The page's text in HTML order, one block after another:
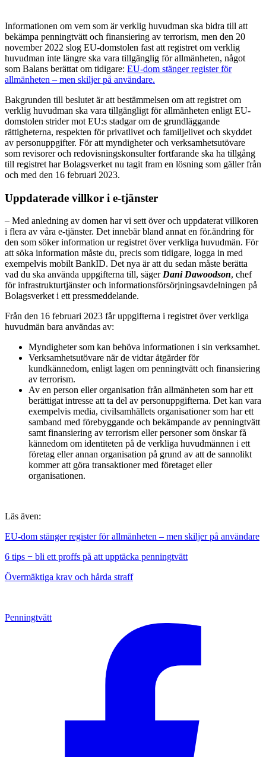
Informationen om vem som är verklig huvudman ska bidra till att
bekämpa penningtvätt och finansiering av terrorism, men den 20
november 2022 slog EU-domstolen fast att registret om verklig
huvudman inte längre ska vara tillgänglig för allmänheten, något
som Balans berättat om tidigare: EU-dom stänger register för
allmänheten – men skiljer på användare.
Bakgrunden till beslutet är att bestämmelsen om att registret om
verklig huvudman ska vara tillgängligt för allmänheten enligt EU-
domstolen strider mot EU:s stadgar om de grundläggande
rättigheterna, respekten för privatlivet och familjelivet och skyddet
av personuppgifter. För att myndigheter och verksamhetsutövare
som revisorer och redovisningskonsulter fortfarande ska ha tillgång
till registret har Bolagsverket nu tagit fram en lösning som gäller från
och med den 16 februari 2023.
Uppdaterade villkor i e-tjänster
– Med anledning av domen har vi sett över och uppdaterat villkoren
i flera av våra e-tjänster. Det innebär bland annat en för.ändring för
den som söker information ur registret över verkliga huvudmän. För
att söka information måste du, precis som tidigare, logga in med
exempelvis mobilt BankID. Det nya är att du sedan måste berätta
vad du ska använda uppgifterna till, sägerDani Dawoodson, chef
för infrastrukturtjänster och informationsförsörjningsavdelningen på
Bolagsverket i ett pressmeddelande.
Från den 16 februari 2023 får uppgifterna i registret över verkliga
huvudmän bara användas av:
Myndigheter som kan behöva informationen i sin verksamhet.
Verksamhetsutövare när de vidtar åtgärder för
kundkännedom, enligt lagen om penningtvätt och finansiering
av terrorism.
Av en person eller organisation från allmänheten som har ett
berättigat intresse att ta del av personuppgifterna. Det kan vara
exempelvis media, civilsamhällets organisationer som har ett
samband med förebyggande och bekämpande av penningtvätt
samt finansiering av terrorism eller personer som önskar få
kännedom om identiteten på de verkliga huvudmännen i ett
företag eller annan organisation på grund av att de sannolikt
kommer att göra transaktioner med företaget eller
organisationen.
Läs även:
EU-dom stänger register för allmänheten – men skiljer på användare
6 tips − bli ett proffs på att upptäcka penningtvätt
Övermäktiga krav och hårda straff
Penningtvätt